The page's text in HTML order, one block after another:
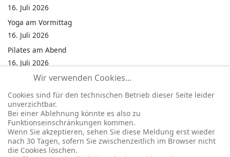
16. Juli 2026
Yoga am Vormittag
16. Juli 2026
Pilates am Abend
16. Juli 2026
Jumping Fitness Intervall
16. Juli 2026
Jumping Fitness Erwachsene
16. Juli 2026
Kinderfest in Neukirchen
16. Juli 2026
Wir verwenden Cookies...
Cookies sind für den technischen Betrieb dieser Seite leider
unverzichtbar.
Bei einer Ablehnung könnte es also zu
Funktionseinschränkungen kommen.
Wenn Sie akzeptieren, sehen Sie diese Meldung erst wieder
nach 30 Tagen, sofern Sie zwischenzeitlich im Browser nicht
die Cookies löschen.